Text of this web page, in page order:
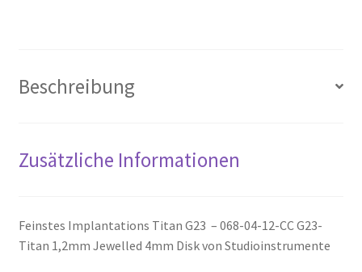
Beschreibung
Zusätzliche Informationen
Feinstes Implantations Titan G23 – 068-04-12-CC G23-
Titan 1,2mm Jewelled 4mm Disk von Studioinstrumente